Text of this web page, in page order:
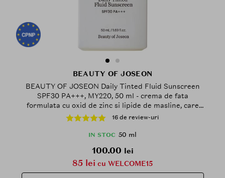
BEAUTY OF JOSEON
BEAUTY OF JOSEON Daily Tinted Fluid Sunscreen
SPF30 PA+++, MY220, 50 ml - crema de fata
formulata cu oxid de zinc si lipide de masline, care
contribuie la protectia solara si la metinerea
aspectului echilibrat al tenului, Tinted
16 de review-uri
IN STOC 50 ml
100.00 lei
85 lei cu WELCOME15